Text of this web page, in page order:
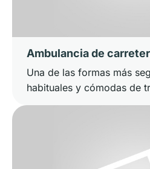
Ambulancia de
Una de las formas más
habituales y cómodas de
un paciente es por